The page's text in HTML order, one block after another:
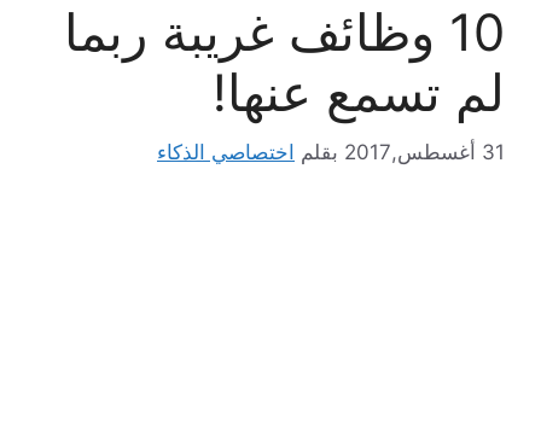
10 وظائف غريبة ربما
لم تسمع عنها!
31 أغسطس,2017 بقلم اختصاصي الذكاء